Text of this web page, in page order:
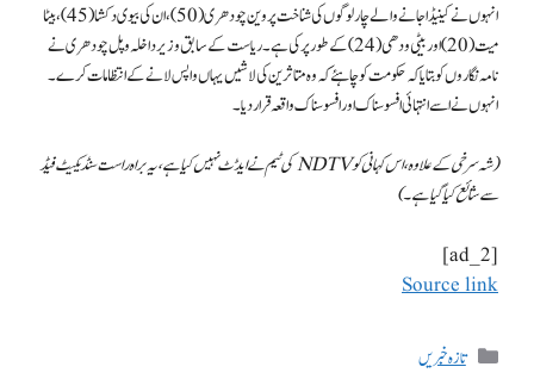
انہوں نے کینیڈا جانے والے چار لوگوں کی شناخت پروین چودھری (50)، ان کی بیوی دکشا (45)، بیٹا
میت (20) اور بیٹی ودھی (24) کے طور پر کی ہے۔ ریاست کے سابق وزیر داخلہ وپل چودھری نے
نامہ نگاروں کو بتایا کہ حکومت کو چاہئے کہ وہ متاثرین کی لاشیں یہاں واپس لانے کے انتظامات کرے۔
انہوں نے اسے انتہائی افسوسناک اور افسوسناک واقعہ قرار دیا۔
(شہ سرخی کے علاوہ، اس کہانی کو NDTV کی ٹیم نے ایڈٹ نہیں کیا ہے، یہ براہ راست سنڈیکیٹ فیڈ
سے شائع کیا گیا ہے۔)
[ad_2]
Source link
تازہ خبریں